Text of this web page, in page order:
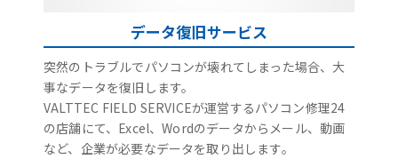
データ復旧サービス
突然のトラブルでパソコンが壊れてしまった場合、大
事なデータを復旧します。
VALTTEC FIELD SERVICEが運営するパソコン修理24
の店舗にて、Excel、Wordのデータからメール、動画
など、企業が必要なデータを取り出します。